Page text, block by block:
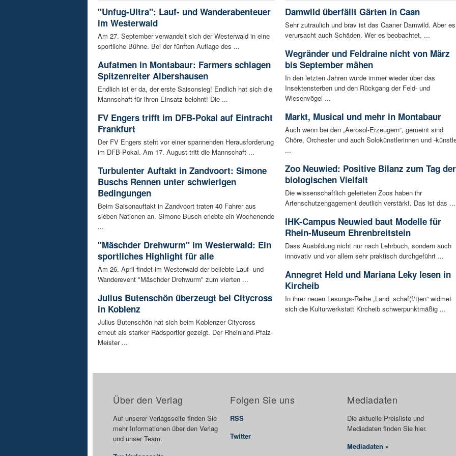
"Unfug-Ultra": Lauf- und Wanderabenteuer
im Westerwald
Am 27. September verwandelt sich der Westerwald in eine
sportliche Bühne. Bei der fünften Auflage des ...
Aufatmen in Montabaur: Farmers schlagen
Spitzenreiter Albershausen
Endlich ist er da, der erste Saisonsieg! Endlich hat sich die
Mannschaft für ihren Einsatz belohnt! Die ...
FV Engers trifft im DFB-Pokal auf Eintracht
Frankfurt
Der FV Engers steht vor einer spannenden Herausforderung
im DFB-Pokal. Am 17. August tritt die Mannschaft ...
Turbulenter Auftakt in Zandvoort: Simone
Buschs Rennen unter schwierigen
Bedingungen
Beim Saisonauftakt in Zandvoort traten 40 Fahrer aus
sieben Nationen an. Simone Busch erlebte ein Wochenende
...
"Mäschder Drehwurm" im Westerwald: Ein
sportliches Highlight für alle
Am 26. April findet im Westerwald der beliebte Lauf- und
Wanderevent "Mäschder Drehwurm" zum vierten ...
Julius Butenschön überzeugt bei Citycross
in Koblenz
Julius Butenschön hat sich beim Koblenzer Citycross
erneut als starker Radsportler gezeigt. Der Rheinland-Pfalz-
Meister ...
Damwild überfällt Gärten in Caan
Sehr zutraulich und brav ist das Caaner Damwild. Aber es
verursacht auch Schäden. Wer es beobachtet, ...
Wegränder und Feldraine nicht von März
bis September mähen
In den letzten Jahren wurde immer wieder über das
Insektensterben und den Rückgang der Feld- und
Wiesenvögel ...
Markt, Musical und mehr in Montabaur
Auch wenn bei den „Aerosol-Erzeugern“, gemeint sind
Chöre, Orchester und auch Solokünstlerinnen und -
...
Zoo Neuwied: Positive Bilanz zum Tag der
biologischen Vielfalt
Die wissenschaftlich geleiteten Zoos haben ihr
Artenschutzengagement deutlich verstärkt. Das ist das ...
IHK-Campus Neuwied baut Modelle für
Rhein-Museum Ehrenbreitstein
Dass Ausbildung nicht nur nach Lehrbuch, sondern auch
innovativ und vor allem sehr praktisch durchgeführt ...
Annegret Held und Mariana Leky lesen in
Kircheib
In ihrer neuen Lesungs-Reihe „Land_schaf(f/t)en“ widmet
sich die Kulturwerkstatt Kircheib schwerpunktmäßig ...
Über den Verlag
Auf unserer Verlagsseite finden Sie
mehr Informationen über den Verlag
und unser Team.
Folgen Sie uns
RSS
Twitter
Mediadaten
Die aktuelle Preisliste und
Mediadaten finden Sie hier.
Mediadaten »